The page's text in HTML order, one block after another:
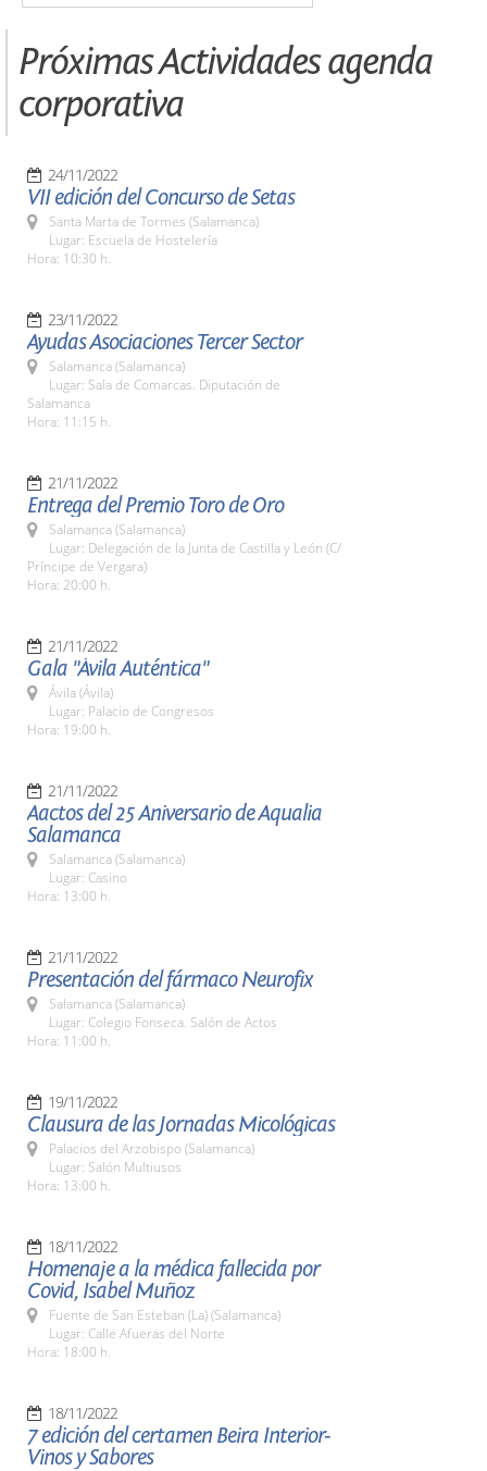
Próximas Actividades agenda
corporativa
24/11/2022
VII edición del Concurso de Setas
Santa Marta de Tormes (Salamanca)
Lugar: Escuela de Hostelería
Hora: 10:30 h.
23/11/2022
Ayudas Asociaciones Tercer Sector
Salamanca (Salamanca)
Lugar: Sala de Comarcas. Diputación de
Salamanca
Hora: 11:15 h.
21/11/2022
Entrega del Premio Toro de Oro
Salamanca (Salamanca)
Lugar: Delegación de la Junta de Castilla y León (C/
Príncipe de Vergara)
Hora: 20:00 h.
21/11/2022
Gala "Ávila Auténtica"
Ávila (Ávila)
Lugar: Palacio de Congresos
Hora: 19:00 h.
21/11/2022
Aactos del 25 Aniversario de Aqualia
Salamanca
Salamanca (Salamanca)
Lugar: Casino
Hora: 13:00 h.
21/11/2022
Presentación del fármaco Neurofix
Salamanca (Salamanca)
Lugar: Colegio Fonseca. Salón de Actos
Hora: 11:00 h.
19/11/2022
Clausura de las Jornadas Micológicas
Palacios del Arzobispo (Salamanca)
Lugar: Salón Multiusos
Hora: 13:00 h.
18/11/2022
Homenaje a la médica fallecida por
Covid, Isabel Muñoz
Fuente de San Esteban (La) (Salamanca)
Lugar: Calle Afueras del Norte
Hora: 18:00 h.
18/11/2022
7 edición del certamen Beira Interior-
Vinos y Sabores